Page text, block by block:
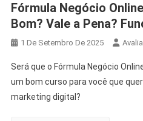
Fórmula Negócio
Bom? Vale a Pena?
1 De Setembro De 2025
Será que o Fórmula Negócio
um bom curso para você que
marketing digital?